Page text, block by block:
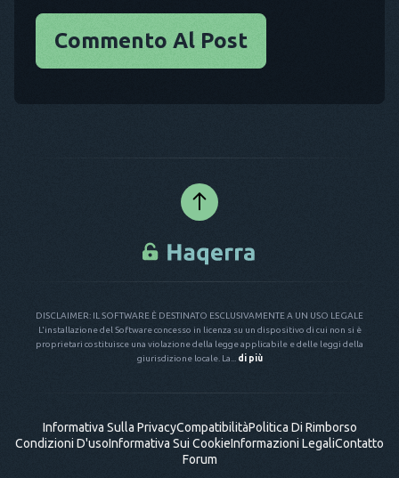
Commento Al Post
DISCLAIMER: IL SOFTWARE È DESTINATO ESCLUSIVAMENTE A UN USO LEGALE
L'installazione del Software concesso in licenza su un dispositivo di cui non si è
proprietari costituisce una violazione della legge applicabile e delle leggi della
giurisdizione locale. La...
di più
Informativa Sulla PrivacyCompatibilitàPolitica Di Rimborso
Condizioni D'usoInformativa Sui CookieInformazioni LegaliContatto
Forum